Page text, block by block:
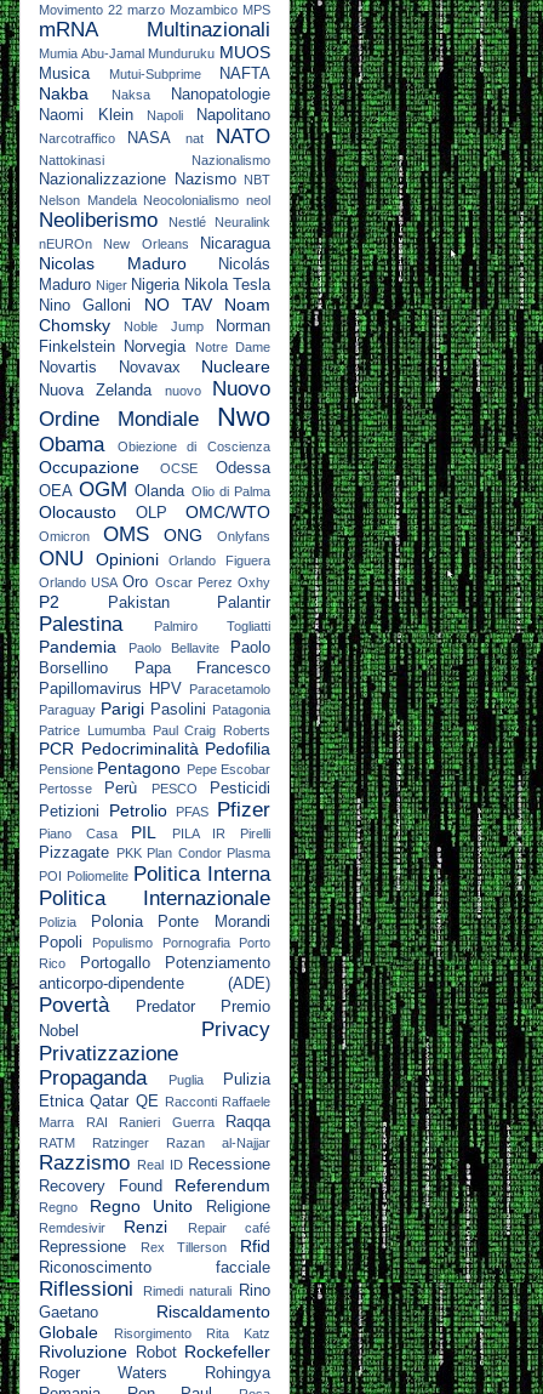
Movimento 22 marzo Mozambico MPS
mRNA Multinazionali
Mumia Abu-Jamal Munduruku MUOS
Musica Mutui-Subprime NAFTA
Nakba Naksa
Nanopatologie
Naomi Klein
Napoli Napolitano
Narcotraffico NASA nat NATO
Nattokinasi Nazionalismo
Nazionalizzazione Nazismo
NBT
Nelson Mandela Neocolonialismo neol
Neoliberismo Nestlé
Neuralink
nEUROn
New Orleans Nicaragua
Nicolas Maduro
Nicolás
Maduro Niger Nigeria Nikola Tesla
Nino Galloni
NO TAV
Noam
Chomsky
Noble Jump
Norman
Finkelstein
Norvegia Notre Dame
Novartis Novavax Nucleare
Nuova Zelanda nuovo
Nuovo
Ordine Mondiale
Nwo
Obama Obiezione di Coscienza
Occupazione OCSE
Odessa
OEA OGM Olanda Olio di Palma
Olocausto OLP OMC/WTO
Omicron OMS ONG Onlyfans
ONU Opinioni
Orlando Figuera
Orlando USA Oro Oscar Perez Oxhy
P2 Pakistan Palantir
Palestina Palmiro Togliatti
Pandemia Paolo Bellavite
Paolo
Borsellino
Papa Francesco
Papillomavirus HPV Paracetamolo
Paraguay Parigi Pasolini Patagonia
Patrice Lumumba
Paul Craig Roberts
PCR Pedocriminalità Pedofilia
Pensione Pentagono Pepe Escobar
Pertosse
Perù PESCO
Pesticidi
Petizioni
Petrolio PFAS Pfizer
Piano Casa PIL PILA IR Pirelli
Pizzagate PKK Plan Condor Plasma
POI Poliomelite Politica Interna
Politica Internazionale
Polizia Polonia
Ponte Morandi
Popoli
Populismo Pornografia
Porto
Rico
Portogallo
Potenziamento
anticorpo-dipendente (ADE)
Povertà Predator
Premio
Nobel
Privacy
Privatizzazione
Propaganda
Puglia
Pulizia
Etnica Qatar QE Racconti Raffaele
Marra
RAI Ranieri Guerra Raqqa
RATM Ratzinger Razan al-Najjar
Razzismo Real ID Recessione
Recovery Found
Referendum
Regno Regno Unito Religione
Remdesivir Renzi Repair café
Repressione Rex Tillerson Rfid
Riconoscimento facciale
Riflessioni Rimedi naturali
Rino
Gaetano
Riscaldamento
Globale
Risorgimento Rita Katz
Rivoluzione Robot Rockefeller
Roger Waters
Rohingya